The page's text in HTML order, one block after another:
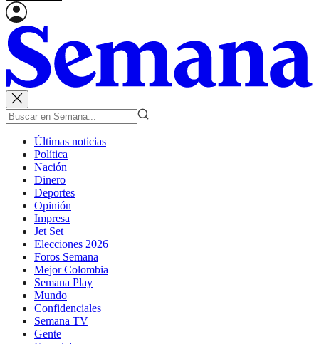
Últimas noticias
Política
Nación
Dinero
Deportes
Opinión
Impresa
Jet Set
Elecciones 2026
Foros Semana
Mejor Colombia
Semana Play
Mundo
Confidenciales
Semana TV
Gente